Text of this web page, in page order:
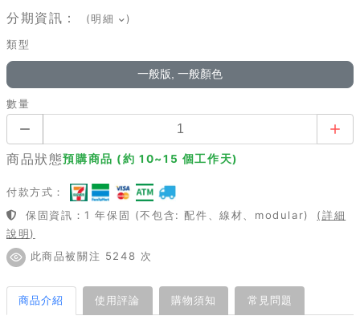
分期資訊： (明細 )
類型
一般版, 一般顏色
數量
商品狀態預購商品 (約 10~15 個工作天)
付款方式：
保固資訊：1 年保固 (不包含: 配件、線材、modular)
(詳細
說明)
此商品被關注 5248 次
商品介紹 使用評論 購物須知 常見問題